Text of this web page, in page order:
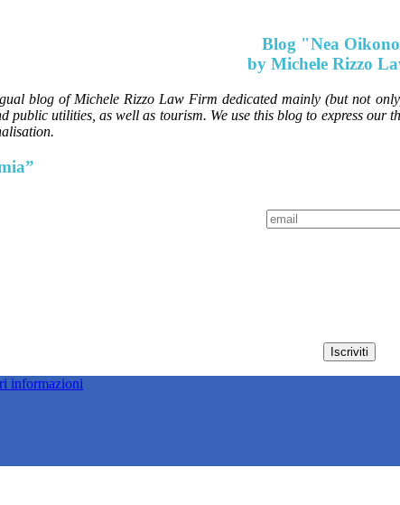
Blog "Nea
by Michele Rizzo
blog of Michele Rizzo Law Firm dedicated mainly (but not
public utilities, as well as tourism. We use this blog to express our
informazioni